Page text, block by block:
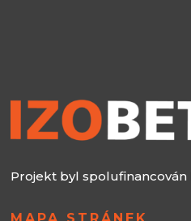
Projekt byl spolufinancován